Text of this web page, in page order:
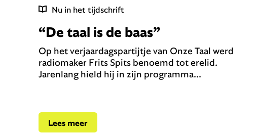
Nu in het tijdschrift
“De taal is de baas”
Op het verjaardagspartijtje van Onze Taal werd
radiomaker Frits Spits benoemd tot erelid.
Jarenlang hield hij in zijn programma...
Lees meer